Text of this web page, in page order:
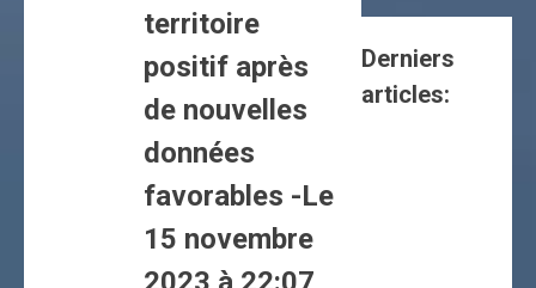
territoire
positif après
de nouvelles
données
favorables -Le
15 novembre
Derniers
articles: